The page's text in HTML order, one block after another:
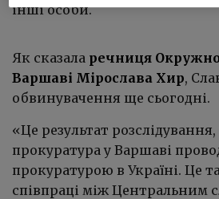
інші особи.
Як сказала речниця
Варшаві Мірослава Хир,
обвинувачення ще сьогодні.
«Це результат
прокуратура у Варшаві
прокуратурою в Україні. Це
співпраці між Центральним